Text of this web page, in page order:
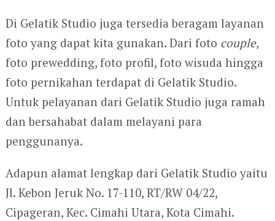
Di Gelatik Studio juga tersedia beragam layanan
foto yang dapat kita gunakan. Dari foto couple,
foto prewedding, foto profil, foto wisuda hingga
foto pernikahan terdapat di Gelatik Studio.
Untuk pelayanan dari Gelatik Studio juga ramah
dan bersahabat dalam melayani para
penggunanya.
Adapun alamat lengkap dari Gelatik Studio yaitu
Jl. Kebon Jeruk No. 17-110, RT/RW 04/22,
Cipageran, Kec. Cimahi Utara, Kota Cimahi.